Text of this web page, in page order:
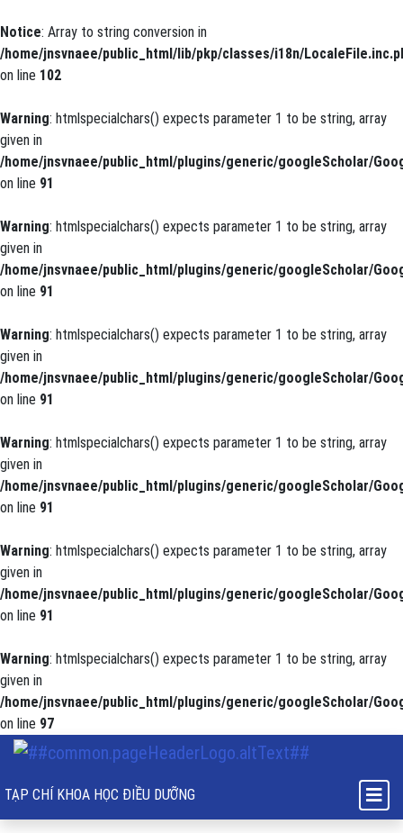
Notice: Array to string conversion in
/home/jnsvnaee/public_html/lib/pkp/classes/i18n/
on line 102
Warning: htmlspecialchars() expects parameter 1 to be string, array
given in
/home/jnsvnaee/public_html/plugins/generic/googleScholar/
on line 91
Warning: htmlspecialchars() expects parameter 1 to be string, array
given in
/home/jnsvnaee/public_html/plugins/generic/googleScholar/
on line 91
Warning: htmlspecialchars() expects parameter 1 to be string, array
given in
/home/jnsvnaee/public_html/plugins/generic/googleScholar/
on line 91
Warning: htmlspecialchars() expects parameter 1 to be string, array
given in
/home/jnsvnaee/public_html/plugins/generic/googleScholar/
on line 91
Warning: htmlspecialchars() expects parameter 1 to be string, array
given in
/home/jnsvnaee/public_html/plugins/generic/googleScholar/
on line 91
Warning: htmlspecialchars() expects parameter 1 to be string, array
given in
/home/jnsvnaee/public_html/plugins/generic/googleScholar/
on line 97
Khảo sát sự hài lòng của người bệnh nội trú về tình hình cung cấp
TẠP CHÍ KHOA HỌC ĐIỀU DƯỠNG